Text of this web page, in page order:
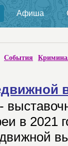
Афиша
События
в 2021